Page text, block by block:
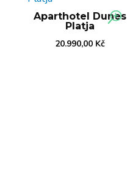
Aparthotel Dunes
Platja
20.990,00 Kč